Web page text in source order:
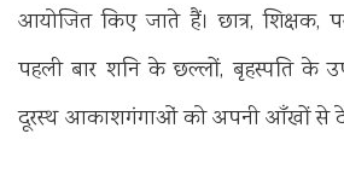
आयोजित किए जाते हैं। छात्र, शिक्षक,
पहली बार शनि के छल्लों, बृहस्पति के
दूरस्थ आकाशगंगाओं को अपनी आँखों से